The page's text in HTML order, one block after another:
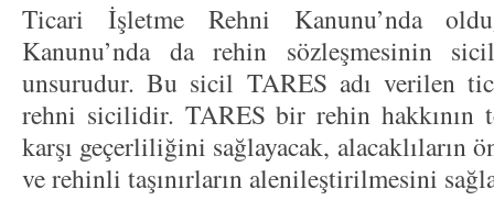
Ticari İşletme Rehni Kanunu’nda
Kanunu’nda da rehin sözleşmesinin
unsurudur. Bu sicil TARES adı verilen
rehni sicilidir. TARES bir rehin hakkının
karşı geçerliliğini sağlayacak, alacaklıların
ve rehinli taşınırların alenileştirilmesini